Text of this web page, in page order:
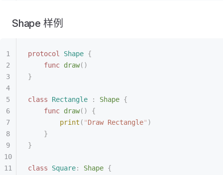
Shape 样例
protocol Shape {
    func
draw()
}
class Rectangle : Shape {
    func
draw()
{
        print
( "Draw Rectangle" )
    }
}
class Square: Shape {